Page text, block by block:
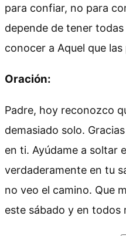
para confiar, no para
depende de tener
conocer a Aquel que las
Oración:
Padre, hoy reconozco
demasiado solo.
en ti. Ayúdame a soltar
verdaderamente en tu
no veo el camino. Que
este sábado y en todos